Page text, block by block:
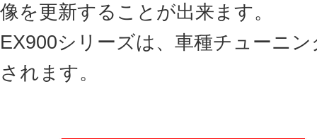
像を更新することが出来ます。
EX900シリーズは、車種チューニ
されます。